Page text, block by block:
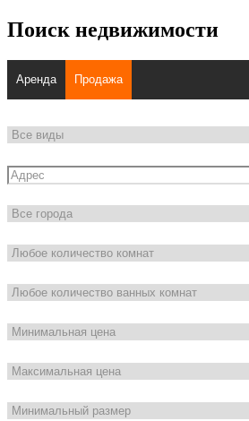
Поиск недвижимости
Аренда Продажа